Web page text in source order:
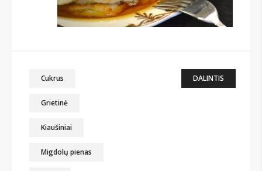
Cukrus
Grietinė
Kiaušiniai
Migdolų pienas
DALINTIS